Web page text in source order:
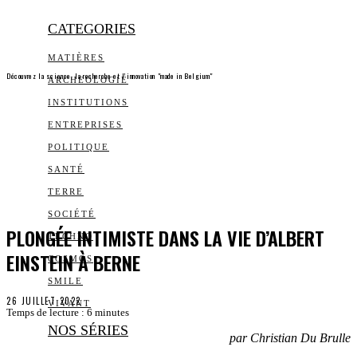
CATEGORIES
MATIÈRES
ARCHEOLOGIE
INSTITUTIONS
ENTREPRISES
POLITIQUE
SANTÉ
TERRE
SOCIÉTÉ
TECHNO
COSMOS
SMILE
VIVANT
NOS SÉRIES
Découvrez la science, la recherche et l’innovation "made in Belgium"
PLONGÉE INTIMISTE DANS LA VIE D’ALBERT
EINSTEIN À BERNE
26 JUILLET 2022
Temps de lecture : 6 minutes
par Christian Du Brulle